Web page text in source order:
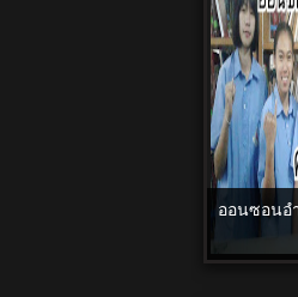
ออนซอนอ